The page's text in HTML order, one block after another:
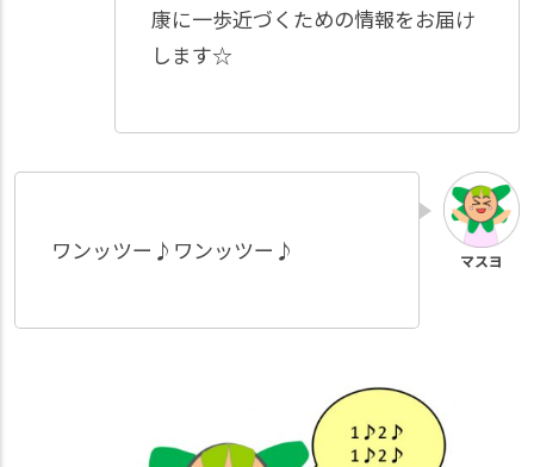
康に一歩近づくための情報をお届け
します☆
ワンッツー♪ワンッツー♪